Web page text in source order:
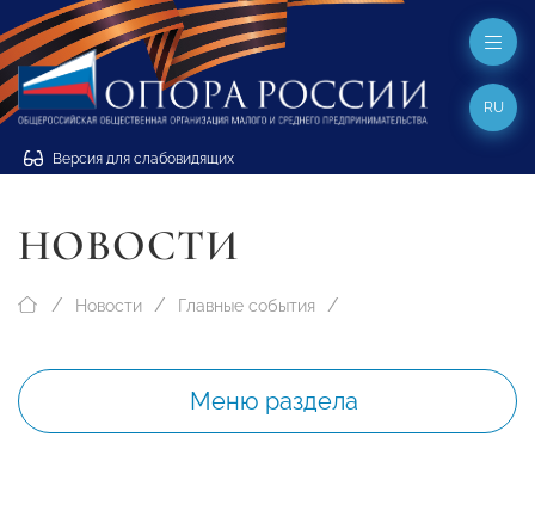
Версия для слабовидящих
RU
НОВОСТИ
Новости Главные события
Меню раздела